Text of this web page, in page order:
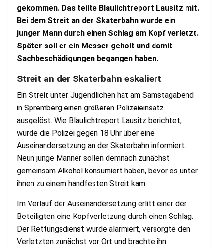
gekommen. Das teilte Blaulichtreport Lausitz mit.
Bei dem Streit an der Skaterbahn wurde ein
junger Mann durch einen Schlag am Kopf verletzt.
Später soll er ein Messer geholt und damit
Sachbeschädigungen begangen haben.
Streit an der Skaterbahn eskaliert
Ein Streit unter Jugendlichen hat am Samstagabend
in Spremberg einen größeren Polizeieinsatz
ausgelöst. Wie Blaulichtreport Lausitz berichtet,
wurde die Polizei gegen 18 Uhr über eine
Auseinandersetzung an der Skaterbahn informiert.
Neun junge Männer sollen demnach zunächst
gemeinsam Alkohol konsumiert haben, bevor es unter
ihnen zu einem handfesten Streit kam.
Im Verlauf der Auseinandersetzung erlitt einer der
Beteiligten eine Kopfverletzung durch einen Schlag.
Der Rettungsdienst wurde alarmiert, versorgte den
Verletzten zunächst vor Ort und brachte ihn